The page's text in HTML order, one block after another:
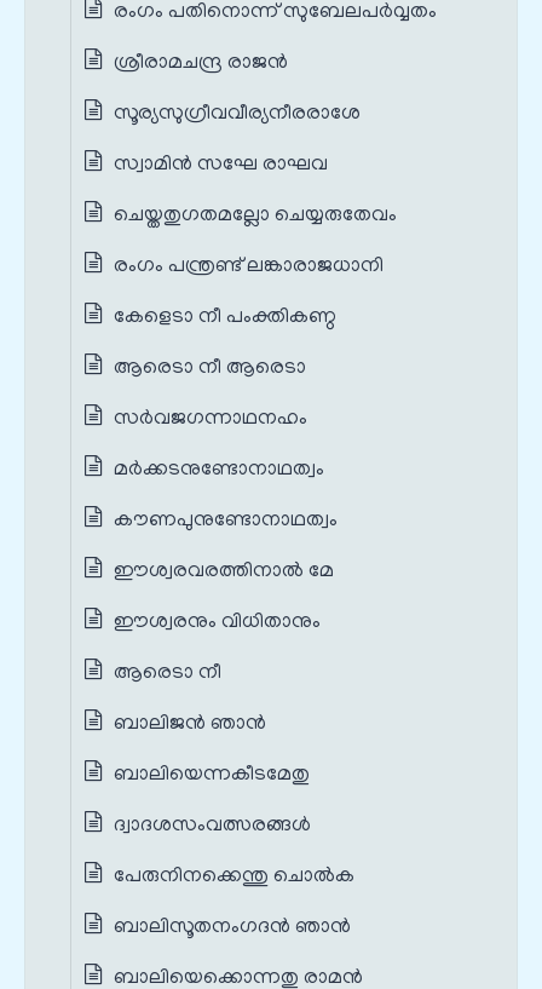
രംഗം പതിനൊന്ന് സുബേലപർവ്വതം
ശ്രീരാമചന്ദ്ര രാജൻ
സൂര്യസുഗ്രീവവീര്യനീരരാശേ
സ്വാമിൻ സഘേ രാഘവ
ചെയ്തതുഗതമല്ലോ ചെയ്യരുതേവം
രംഗം പന്ത്രണ്ട് ലങ്കാരാജധാനി
കേളെടാ നീ പംക്തികണ്ഠ
ആരെടാ നീ ആരെടാ
സർവജഗന്നാഥനഹം
മർക്കടനുണ്ടോനാഥത്വം
കൗണപുനുണ്ടോനാഥത്വം
ഈശ്വരവരത്തിനാൽ മേ
ഈശ്വരനും വിധിതാനും
ആരെടാ നീ
ബാലിജൻ ഞാൻ
ബാലിയെന്നകീടമേതു
ദ്വാദശസംവത്സരങ്ങൾ
പേരുനിനക്കെന്തു ചൊൽക
ബാലിസൂതനംഗദൻ ഞാൻ
ബാലിയെക്കൊന്നതു രാമൻ